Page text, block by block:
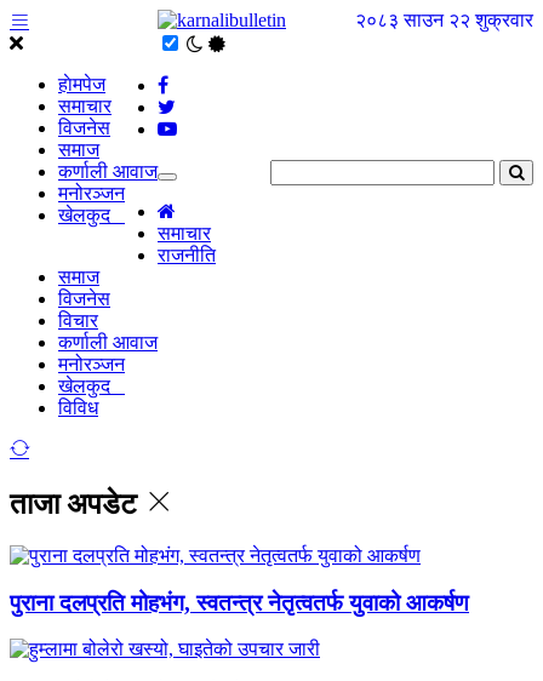
हाेमपेज
समाचार
विजनेस
समाज
कर्णाली आवाज
मनोरञ्जन
खेलकुद
२०८३ साउन २२ शुक्रवार
समाचार
राजनीति
समाज
विजनेस
विचार
कर्णाली आवाज
मनोरञ्जन
खेलकुद
विविध
ताजा अपडेट
पुराना दलप्रति मोहभंग, स्वतन्त्र नेतृत्वतर्फ युवाको आकर्षण